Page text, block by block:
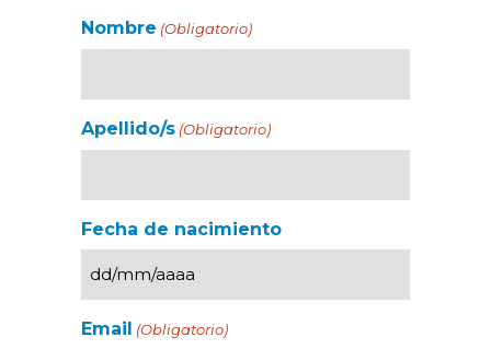
Nombre (Obligatorio)
Apellido/s (Obligatorio)
Fecha de nacimiento
Email (Obligatorio)